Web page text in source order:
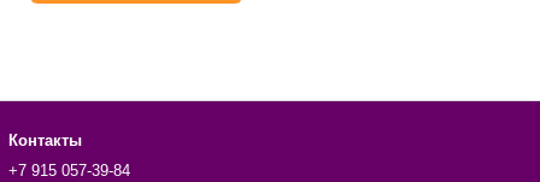
Контакты
+7 915 057-39-84